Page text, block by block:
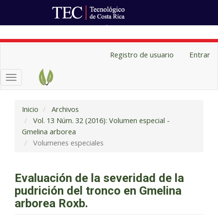
Contenido
principal
lateral
Registro de usuario Entrar
Toggle
navigation
Inicio
Archivos
Vol. 13 Núm. 32 (2016): Volumen especial -
Gmelina arborea
Volumenes especiales
Evaluación de la severidad de la
pudrición del tronco en Gmelina
arborea Roxb.